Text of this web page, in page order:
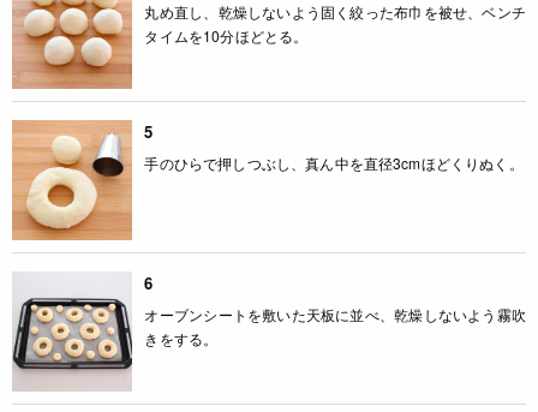
丸め直し、乾燥しないよう固く絞った布巾を被せ、ベンチ
タイムを10分ほどとる。
5
手のひらで押しつぶし、真ん中を直径3cmほどくりぬく。
6
オーブンシートを敷いた天板に並べ、乾燥しないよう霧吹
きをする。